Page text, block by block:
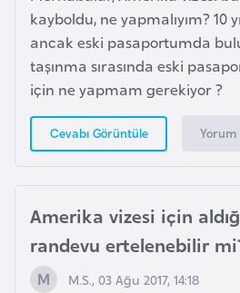
kayboldu, ne yapmalıyım? 10
ancak eski pasaportumda
taşınma sırasında eski
için ne yapmam gerekiyor ?
Cevabı Görüntüle Yorum
Amerika vizesi için
randevu ertelenebilir
M.S., 03 Ağu 2017, 14:18
m
a
r
k
D
e
m
k
r